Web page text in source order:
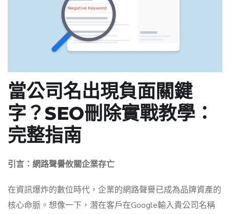
當公司名出現負面關鍵
字？SEO刪除實戰教學：
完整指南
引言：網路聲譽攸關企業存亡
在資訊爆炸的數位時代，企業的網路聲譽已成為品牌資產的
核心命脈。想像一下，潛在客戶在Google輸入貴公司名稱